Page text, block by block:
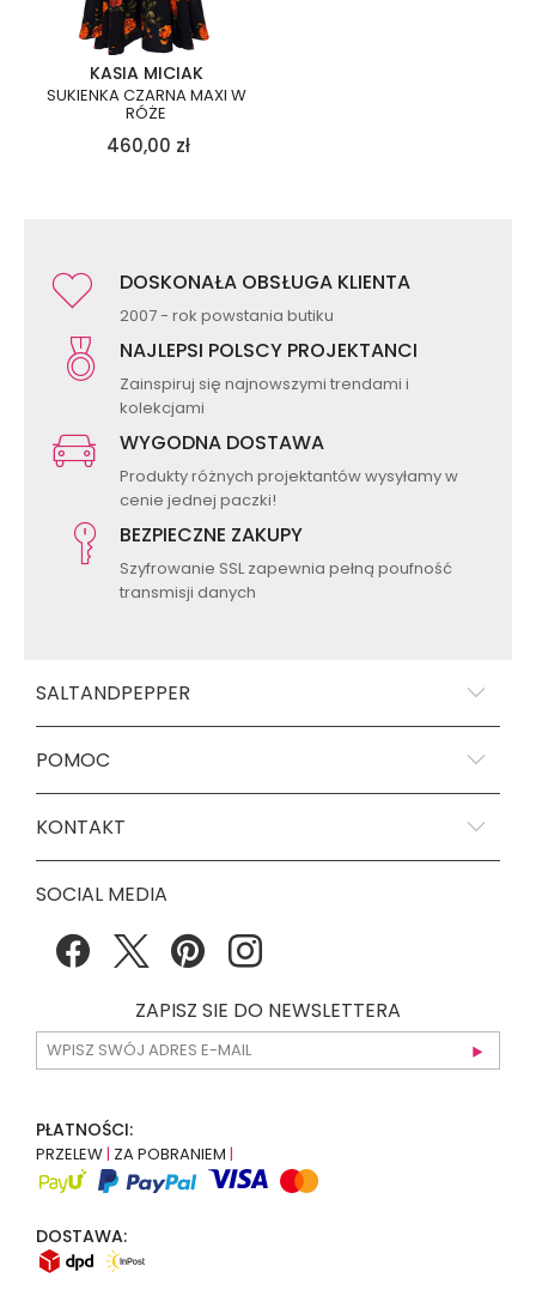
KASIA MICIAK
SUKIENKA CZARNA MAXI W
RÓŻE
460,00 zł
DOSKONAŁA OBSŁUGA KLIENTA
2007 - rok powstania butiku
NAJLEPSI POLSCY PROJEKTANCI
Zainspiruj się najnowszymi trendami i
kolekcjami
WYGODNA DOSTAWA
Produkty różnych projektantów wysyłamy w
cenie jednej paczki!
BEZPIECZNE ZAKUPY
Szyfrowanie SSL zapewnia pełną poufność
transmisji danych
SALTANDPEPPER
POMOC
KONTAKT
SOCIAL MEDIA
ZAPISZ SIE DO NEWSLETTERA
PŁATNOŚCI:
PRZELEW| ZA POBRANIEM |
DOSTAWA: